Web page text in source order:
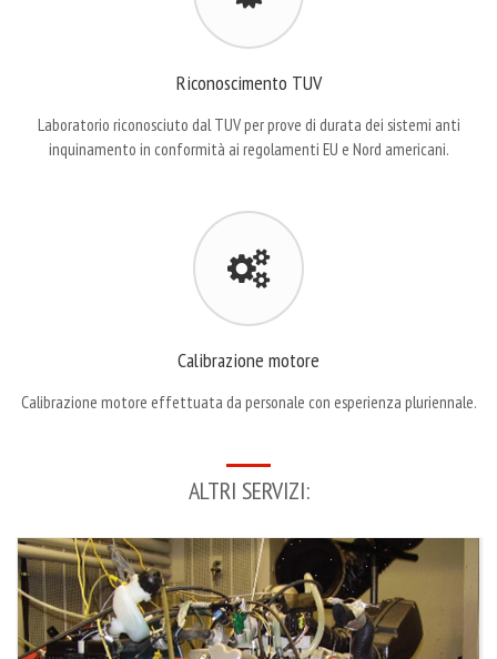
Riconoscimento TUV
Laboratorio riconosciuto dal TUV per prove di durata dei sistemi anti
inquinamento in conformità ai regolamenti EU e Nord americani.
Calibrazione motore
Calibrazione motore effettuata da personale con esperienza pluriennale.
ALTRI SERVIZI: